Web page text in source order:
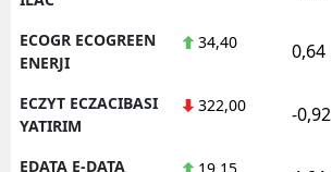
ECOGR ECOGREEN
ENERJI
34,40 0,64
ECZYT ECZACIBASI
YATIRIM
322,00 -0,92
EDATA E-DATA